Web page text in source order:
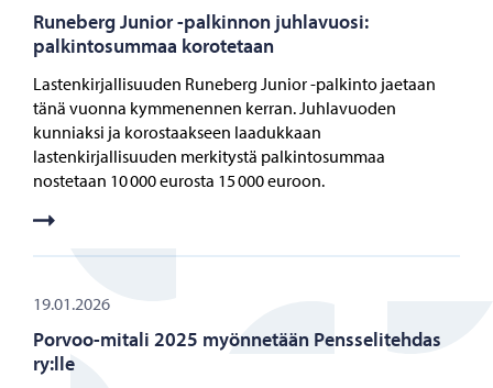
Runeberg Junior -palkinnon juhlavuosi:
palkintosummaa korotetaan
Lastenkirjallisuuden Runeberg Junior -palkinto jaetaan
tänä vuonna kymmenennen kerran. Juhlavuoden
kunniaksi ja korostaakseen laadukkaan
lastenkirjallisuuden merkitystä palkintosummaa
nostetaan 10 000 eurosta 15 000 euroon.
19.01.2026
Porvoo-mitali 2025 myönnetään Pensselitehdas
ry:lle